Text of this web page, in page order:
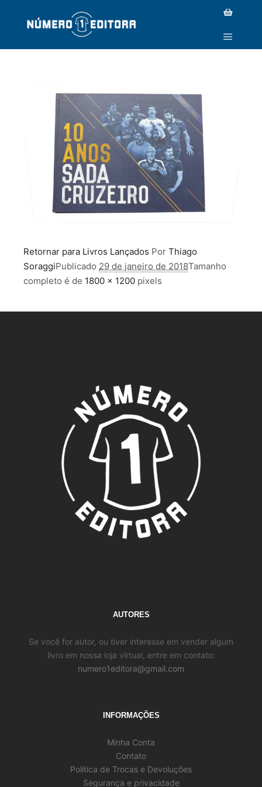
MG_9544-CÓPIA CÓPIA
Retornar para Livros Lançados Por Thiago
SoraggiPublicado 29 de janeiro de 2018Tamanho
completo é de 1800 × 1200 pixels
AUTORES
Se você for autor, ou tiver interesse em vender algum
livro em nossa loja virtual, entre em contato:
numero1editora@gmail.com
INFORMAÇÕES
Minha Conta
Contato
Política de Trocas e Devoluções
Segurança e privacidade